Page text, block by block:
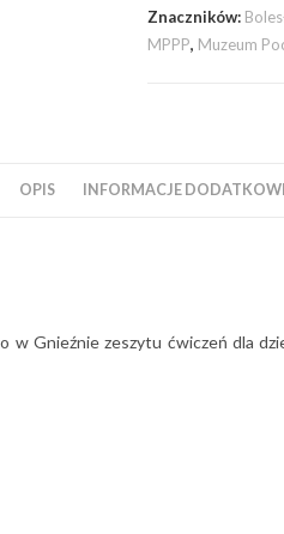
Znaczników:
MPPP, Muzeum
OPIS INFORMACJE
Gnieźnie zeszytu ćwiczeń dla